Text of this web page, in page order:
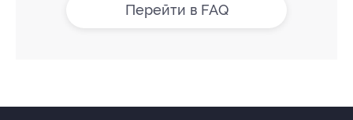
Перейти в FAQ